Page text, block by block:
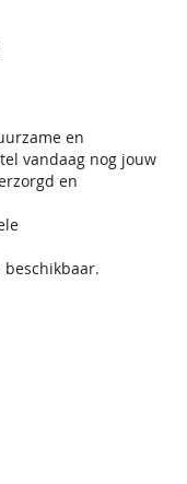
en
vandaag nog jouw
en